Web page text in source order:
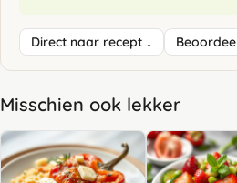
Direct naar recept ↓
Misschien ook lekker